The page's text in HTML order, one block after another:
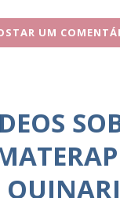
QUINARI